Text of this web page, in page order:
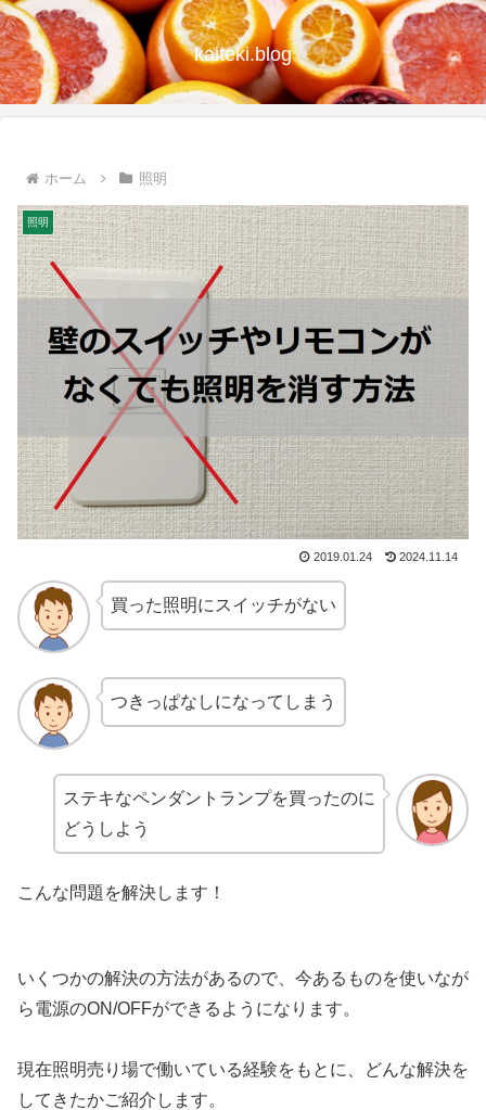
kaiteki.blog
ホーム 照明
照明
2019.01.24 2024.11.14
買った照明にスイッチがない
つきっぱなしになってしまう
ステキなペンダントランプを買ったのに
どうしよう
こんな問題を解決します！
いくつかの解決の方法があるので、今あるものを使いなが
ら電源のON/OFFができるようになります。
現在照明売り場で働いている経験をもとに、どんな解決を
してきたかご紹介します。